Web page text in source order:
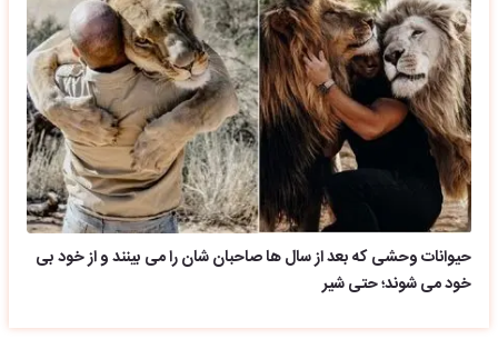
حیوانات وحشی که بعد از سال ها صاحبان شان را می بینند و از خود بی
خود می شوند؛ حتی شیر